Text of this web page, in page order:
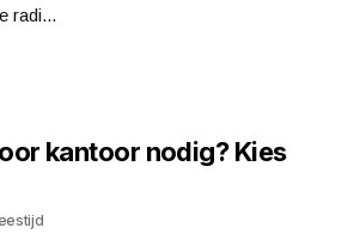
radi...
kantoor nodig? Kies